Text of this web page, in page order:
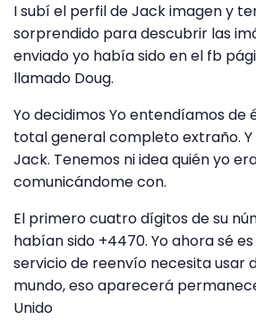
I subí el perfil de Jack imagen y
sorprendido para descubrir las
enviado yo había sido en el fb
llamado Doug.
Yo decidimos Yo entendíamos de
total general completo extraño.
Jack. Tenemos ni idea quién yo
comunicándome con.
El primero cuatro dígitos de su
habían sido +4470. Yo ahora sé
servicio de reenvío necesita usar
mundo, eso aparecerá
Unido